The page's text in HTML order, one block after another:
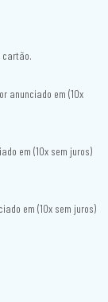
cartão.
anunciado em (10x
em (10x sem juros)
em (10x sem juros)